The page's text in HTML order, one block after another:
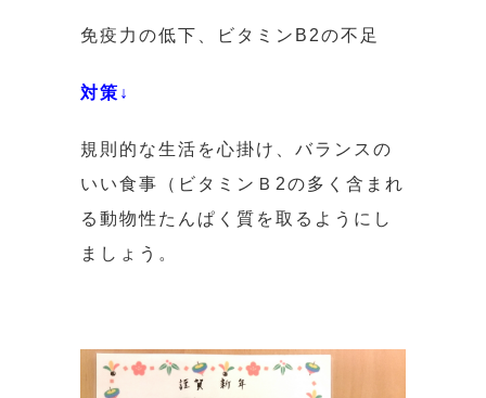
免疫力の低下、ビタミンB2の不足
対策↓
規則的な生活を心掛け、バランスの
いい食事（ビタミンＢ2の多く含まれ
る動物性たんぱく質を取るようにし
ましょう。